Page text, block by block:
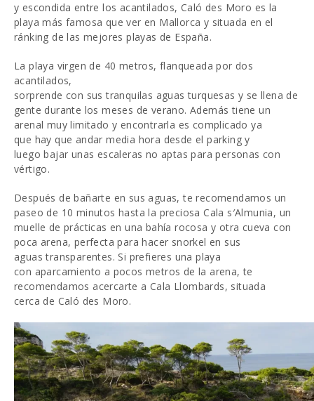
y escondida entre los acantilados, Caló des Moro es la
playa más famosa que ver en Mallorca y situada en el
ránking de las mejores playas de España.
La playa virgen de 40 metros, flanqueada por dos
acantilados,
sorprende con sus tranquilas aguas turquesas y se llena de
gente durante los meses de verano. Además tiene un
arenal muy limitado y encontrarla es complicado ya
que hay que andar media hora desde el parking y
luego bajar unas escaleras no aptas para personas con
vértigo.
Después de bañarte en sus aguas, te recomendamos un
paseo de 10 minutos hasta la preciosa Cala s′Almunia, un
muelle de prácticas en una bahía rocosa y otra cueva con
poca arena, perfecta para hacer snorkel en sus
aguas transparentes. Si prefieres una playa
con aparcamiento a pocos metros de la arena, te
recomendamos acercarte a Cala Llombards, situada
cerca de Caló des Moro.